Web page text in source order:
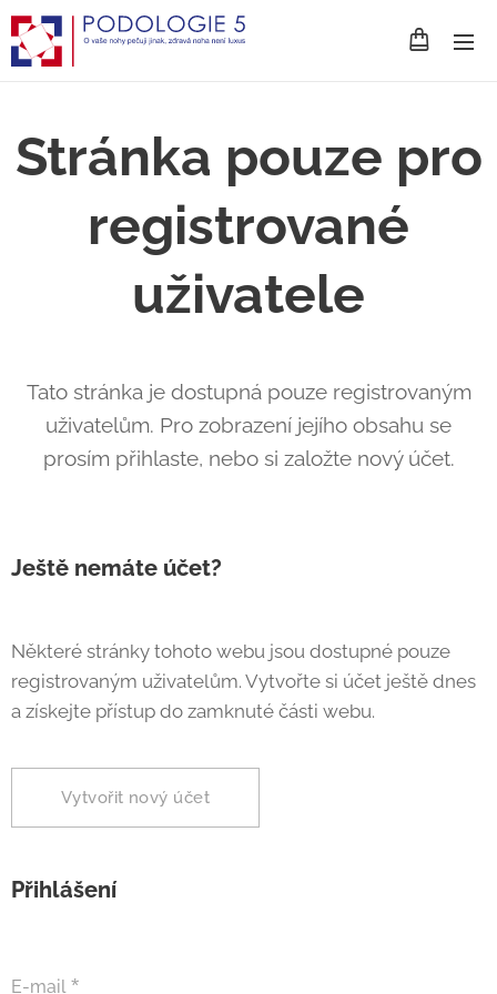
Stránka pouze pro
registrované
uživatele
Tato stránka je dostupná pouze registrovaným
uživatelům. Pro zobrazení jejího obsahu se
prosím přihlaste, nebo si založte nový účet.
Ještě nemáte účet?
Některé stránky tohoto webu jsou dostupné pouze
registrovaným uživatelům. Vytvořte si účet ještě dnes
a získejte přístup do zamknuté části webu.
Vytvořit nový účet
Přihlášení
E-mail